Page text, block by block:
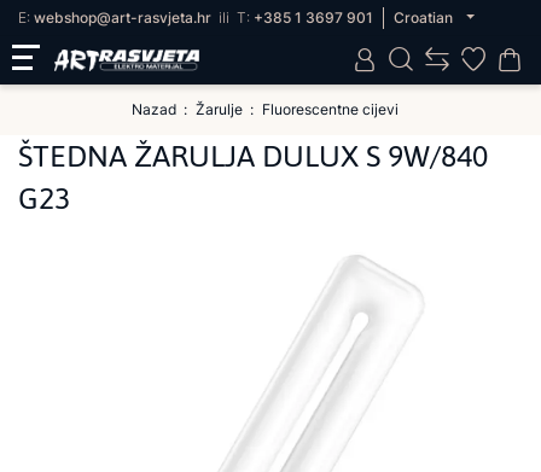
E: webshop@art-rasvjeta.hr ili T: +385 1 3697 901 Croatian
Nazad Žarulje Fluorescentne cijevi
ŠTEDNA ŽARULJA DULUX S 9W/840
G23